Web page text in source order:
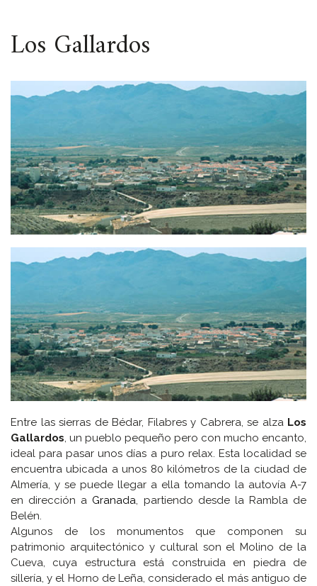
ESPACIO
Los Gallardos
Entre las sierras de Bédar, Filabres y Cabrera, se alza Los
Gallardos , un pueblo pequeño pero con mucho encanto,
ideal para pasar unos días a puro relax. Esta localidad se
encuentra ubicada a unos 80 kilómetros de la ciudad de
Almería, y se puede llegar a ella tomando la autovía A-7
en dirección a Granada , partiendo desde la Rambla de
Belén.
Algunos de los monumentos que componen su
patrimonio arquitectónico y cultural son el Molino de la
Cueva, cuya estructura está construida en piedra de
sillería, y el Horno de Leña, considerado el más antiguo de